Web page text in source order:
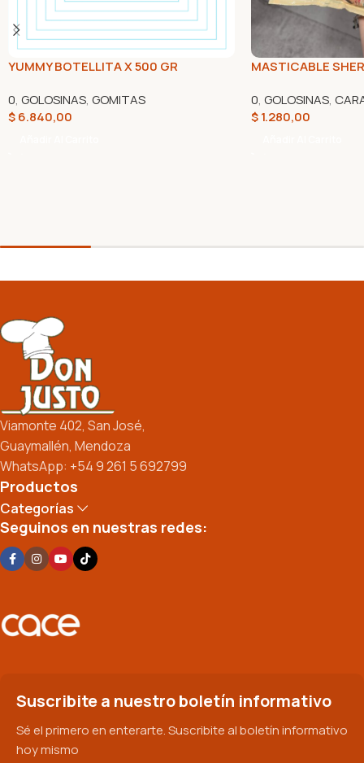
YUMMY BOTELLITA X 500 GR
0, GOLOSINAS, GOMITAS
$6.840,00
MASTICABLE
0, GOLOSINAS,
$1.280,00
Viamonte 402, San José,
Guaymallén, Mendoza
WhatsApp: +54 9 261 5 692799
Productos
Categorías
Seguinos en nuestras redes:
Suscribite a nuestro boletín informativo
Sé el primero en enterarte. Suscribite al boletín informativo
hoy mismo